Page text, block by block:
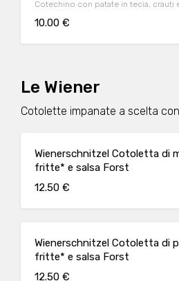
Cotechino con patate in tecia, crauti
10.00 €
Le Wiener
Cotolette impanate a scelta
Wienerschnitzel Cotoletta di
fritte* e salsa Forst
12.50 €
Wienerschnitzel Cotoletta di
fritte* e salsa Forst
12.50 €